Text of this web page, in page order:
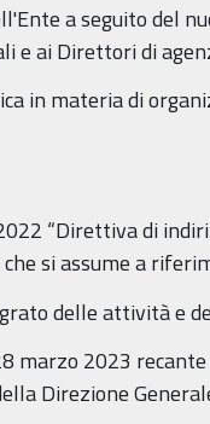
a seguito del
e ai Direttori di
in materia di
“Direttiva di
si assume a
delle attività e
marzo 2023
Direzione